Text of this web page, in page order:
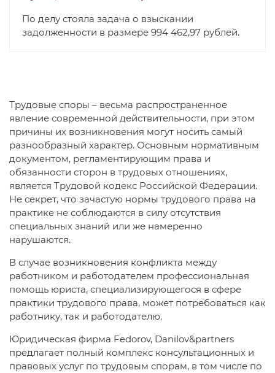
По делу стояла задача о взыскании
задолженности в размере 994 462,97 рублей.
Трудовые споры – весьма распространенное
явление современной действительности, при этом
причины их возникновения могут носить самый
разнообразный характер. Основным нормативным
документом, регламентирующим права и
обязанности сторон в трудовых отношениях,
является Трудовой кодекс Российской Федерации.
Не секрет, что зачастую нормы трудового права на
практике не соблюдаются в силу отсутствия
специальных знаний или же намеренно
нарушаются.
В случае возникновения конфликта между
работником и работодателем профессиональная
помощь юриста, специализирующегося в сфере
практики трудового права, может потребоваться как
работнику, так и работодателю.
Юридическая фирма Fedorov, Danilov&partners
предлагает полный комплекс консультационных и
правовых услуг по трудовым спорам, в том числе по